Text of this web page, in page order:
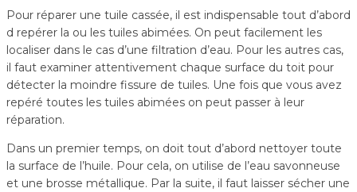
Pour réparer une tuile cassée, il est indispensable tout d’abord
d repérer la ou les tuiles abimées. On peut facilement les
localiser dans le cas d’une filtration d’eau. Pour les autres cas,
il faut examiner attentivement chaque surface du toit pour
détecter la moindre fissure de tuiles. Une fois que vous avez
repéré toutes les tuiles abimées on peut passer à leur
réparation.
Dans un premier temps, on doit tout d’abord nettoyer toute
la surface de l’huile. Pour cela, on utilise de l’eau savonneuse
et une brosse métallique. Par la suite, il faut laisser sécher une